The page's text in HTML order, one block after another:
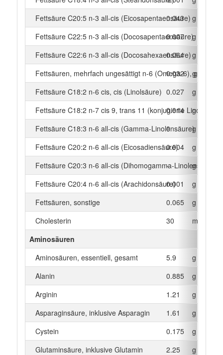
Fettsäure C20:5 n-3 all-cis (Eicosapentaensäure)
0.043
g
Fettsäure C22:5 n-3 all-cis (Docosapentaensäure)
0.007
g
Fettsäure C22:6 n-3 all-cis (Docosahexaensäure)
0.064
g
Fettsäuren, mehrfach ungesättigt n-6 (Omega-6), gesamt
0.032
g
Fettsäure C18:2 n-6 cis, cis (Linolsäure) 0.027
g
Fettsäure C18:2 n-7 cis 9, trans 11 (konjugierte Linolsäure)
0.014
g
Fettsäure C18:3 n-6 all-cis (Gamma-Linolensäure)
0
g
Fettsäure C20:2 n-6 all-cis (Eicosadiensäure)
0.004
g
Fettsäure C20:3 n-6 all-cis (Dihomogamma-Linolensäure)
-
g
Fettsäure C20:4 n-6 all-cis (Arachidonsäure)
0.001
g
Fettsäuren, sonstige
0.065
g
Cholesterin
30
mg
Aminosäuren
Aminosäuren, essentiell, gesamt
5.9
g
Alanin
0.885
g
Arginin
1.21
g
Asparaginsäure, inklusive Asparagin
1.61
g
Cystein
0.175
g
Glutaminsäure, inklusive Glutamin
2.25
g